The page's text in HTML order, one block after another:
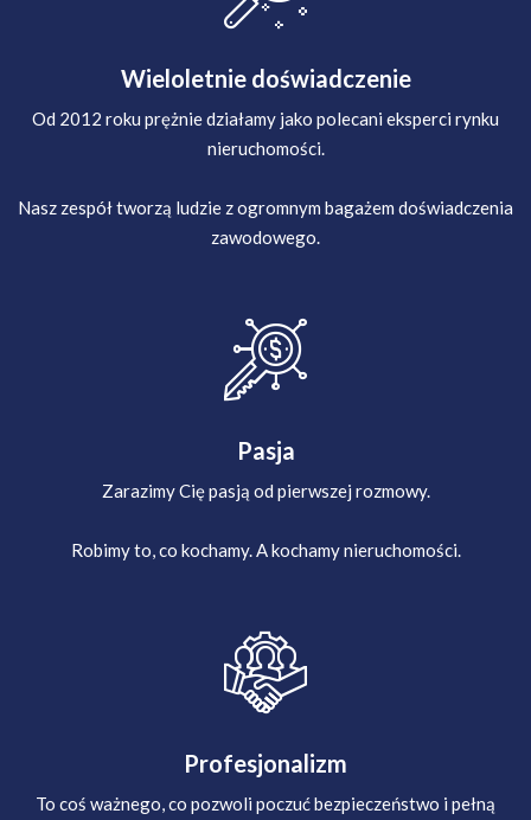
Wieloletnie doświadczenie
Od 2012 roku prężnie działamy jako polecani eksperci rynku
nieruchomości.
Nasz zespół tworzą ludzie z ogromnym bagażem doświadczenia
zawodowego.
Pasja
Zarazimy Cię pasją od pierwszej rozmowy.
Robimy to, co kochamy. A kochamy nieruchomości.
Profesjonalizm
To coś ważnego, co pozwoli poczuć bezpieczeństwo i pełną